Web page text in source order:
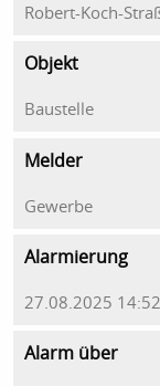
Robert-Koch-
Objekt
Baustelle
Melder
Gewerbe
Alarmierung
27.08.2025 14:52
Alarm über